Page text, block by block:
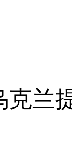
兰